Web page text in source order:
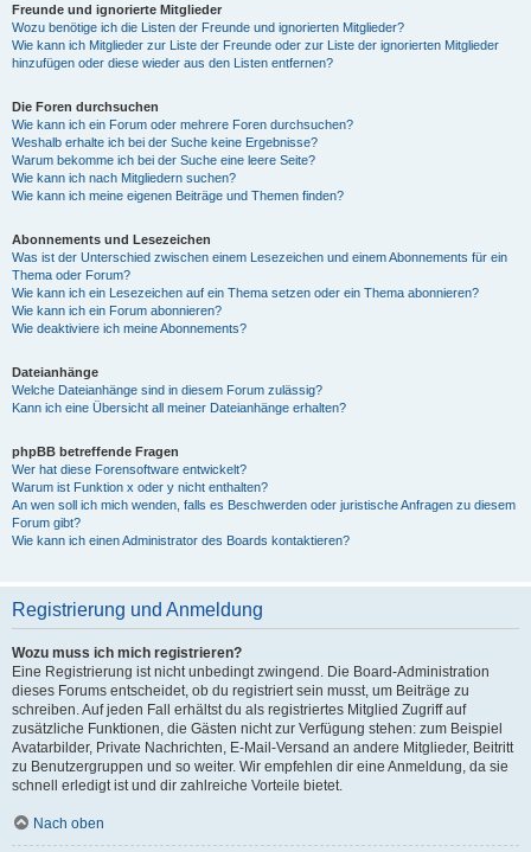
Freunde und ignorierte Mitglieder
Wozu benötige ich die Listen der Freunde und ignorierten Mitglieder?
Wie kann ich Mitglieder zur Liste der Freunde oder zur Liste der ignorierten Mitglieder
hinzufügen oder diese wieder aus den Listen entfernen?
Die Foren durchsuchen
Wie kann ich ein Forum oder mehrere Foren durchsuchen?
Weshalb erhalte ich bei der Suche keine Ergebnisse?
Warum bekomme ich bei der Suche eine leere Seite?
Wie kann ich nach Mitgliedern suchen?
Wie kann ich meine eigenen Beiträge und Themen finden?
Abonnements und Lesezeichen
Was ist der Unterschied zwischen einem Lesezeichen und einem Abonnements für ein
Thema oder Forum?
Wie kann ich ein Lesezeichen auf ein Thema setzen oder ein Thema abonnieren?
Wie kann ich ein Forum abonnieren?
Wie deaktiviere ich meine Abonnements?
Dateianhänge
Welche Dateianhänge sind in diesem Forum zulässig?
Kann ich eine Übersicht all meiner Dateianhänge erhalten?
phpBB betreffende Fragen
Wer hat diese Forensoftware entwickelt?
Warum ist Funktion x oder y nicht enthalten?
An wen soll ich mich wenden, falls es Beschwerden oder juristische Anfragen zu diesem
Forum gibt?
Wie kann ich einen Administrator des Boards kontaktieren?
Registrierung und Anmeldung
Wozu muss ich mich registrieren?
Eine Registrierung ist nicht unbedingt zwingend. Die Board-Administration
dieses Forums entscheidet, ob du registriert sein musst, um Beiträge zu
schreiben. Auf jeden Fall erhältst du als registriertes Mitglied Zugriff auf
zusätzliche Funktionen, die Gästen nicht zur Verfügung stehen: zum Beispiel
Avatarbilder, Private Nachrichten, E-Mail-Versand an andere Mitglieder, Beitritt
zu Benutzergruppen und so weiter. Wir empfehlen dir eine Anmeldung, da sie
schnell erledigt ist und dir zahlreiche Vorteile bietet.
Nach oben